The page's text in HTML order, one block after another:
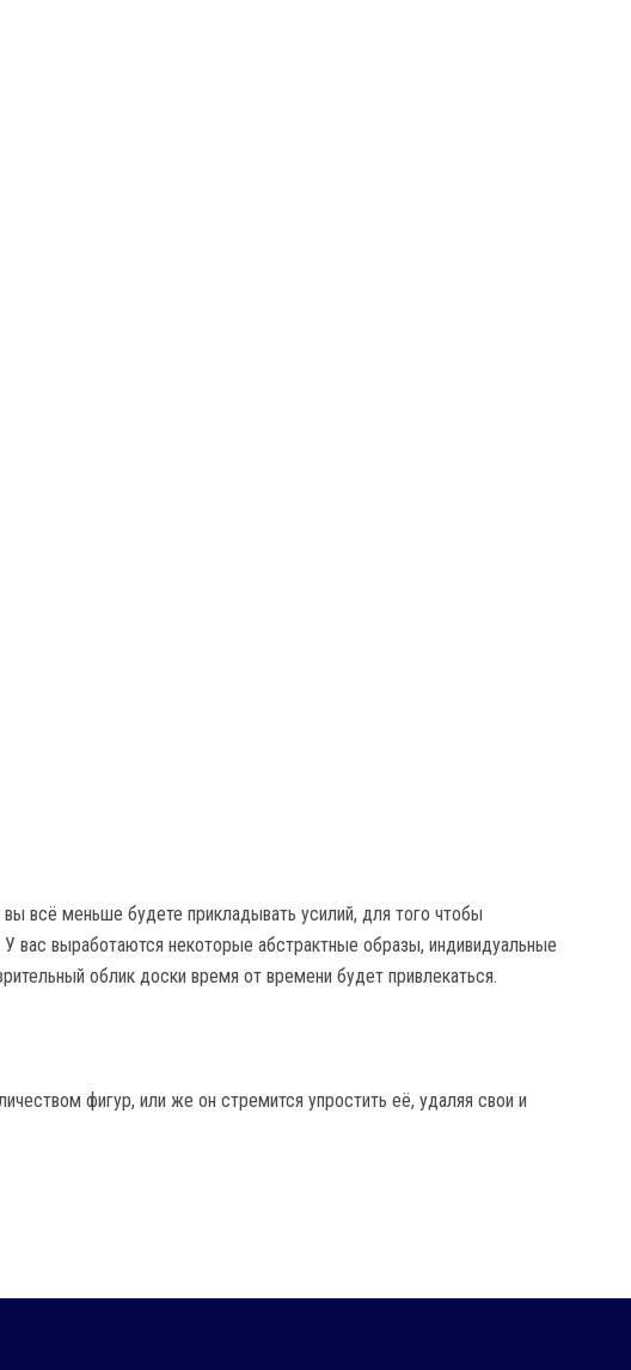
всё меньше будете прикладывать усилий, для того чтобы
вас выработаются некоторые абстрактные образы, индивидуальные
облик доски время от времени будет привлекаться.
фигур, или же он стремится упростить её, удаляя свои и